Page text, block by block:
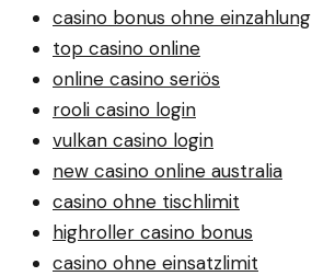
casino bonus ohne einzahlung
top casino online
online casino seriös
rooli casino login
vulkan casino login
new casino online australia
casino ohne tischlimit
highroller casino bonus
casino ohne einsatzlimit